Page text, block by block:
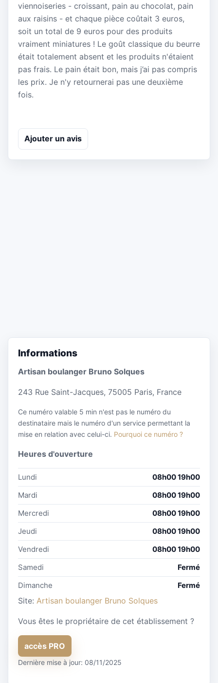
viennoiseries - croissant, pain au chocolat, pain
aux raisins - et chaque pièce coûtait 3 euros,
soit un total de 9 euros pour des produits
vraiment miniatures ! Le goût classique du beurre
était totalement absent et les produits n'étaient
pas frais. Le pain était bon, mais j’ai pas compris
les prix. Je n'y retournerai pas une deuxième
fois.
Ajouter un avis
Informations
Artisan boulanger Bruno Solques
243 Rue Saint-Jacques, 75005 Paris, France
Ce numéro valable 5 min n'est pas le numéro du
destinataire mais le numéro d'un service permettant la
mise en relation avec celui-ci. Pourquoi ce numéro ?
Heures d'ouverture
Lundi
08h00 19h00
Mardi
08h00 19h00
Mercredi
08h00 19h00
Jeudi
08h00 19h00
Vendredi
08h00 19h00
Samedi
Fermé
Dimanche
Fermé
Site: Artisan boulanger Bruno Solques
Vous êtes le propriétaire de cet établissement ?
accès PRO
Dernière mise à jour: 08/11/2025